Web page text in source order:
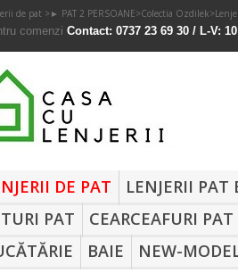
de pat > ► PAT 2 PERSOANE>Colectia Ozdilek>
comenzi Contact: 0737 23 69 30 / L-V:
DE PAT LENJERII PAT
PAT
CEARCEAFURI PAT
BAIE NEW-